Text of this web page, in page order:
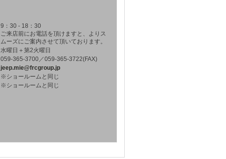
9：30 - 18：30
ご来店前にお電話を頂けますと、よりス
ムーズにご案内させて頂いております。
水曜日＋第2火曜日
059-365-3700／059-365-3722(FAX)
jeep.mie@frcgroup.jp
※ショールームと同じ
※ショールームと同じ